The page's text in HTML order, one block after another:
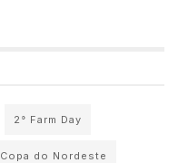
2° Farm Day
Copa do Nordeste